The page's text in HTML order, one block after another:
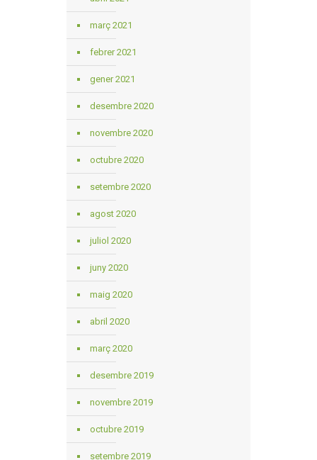
març 2021
febrer 2021
gener 2021
desembre 2020
novembre 2020
octubre 2020
setembre 2020
agost 2020
juliol 2020
juny 2020
maig 2020
abril 2020
març 2020
desembre 2019
novembre 2019
octubre 2019
setembre 2019